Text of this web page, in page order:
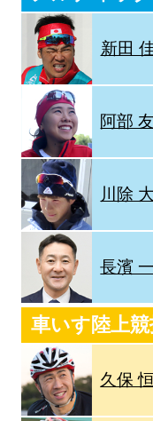
新田
阿部
川除
長濱
車いす陸上
久保